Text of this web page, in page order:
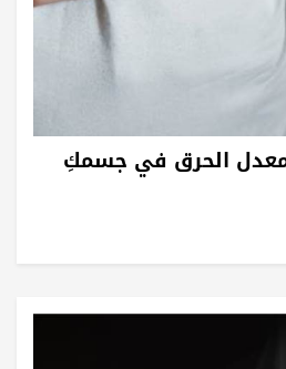
معدل الحرق في جسمكِ